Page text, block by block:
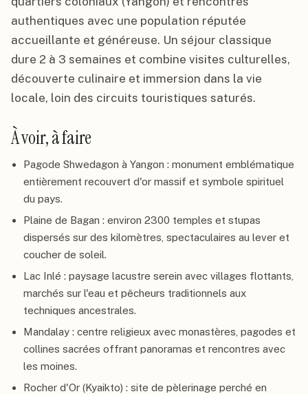
authentiques avec une population réputée
accueillante et généreuse. Un séjour classique
dure 2 à 3 semaines et combine visites culturelles,
découverte culinaire et immersion dans la vie
locale, loin des circuits touristiques saturés.
À voir, à faire
Pagode Shwedagon à Yangon : monument emblématique
entièrement recouvert d'or massif et symbole spirituel
du pays.
Plaine de Bagan : environ 2300 temples et stupas
dispersés sur des kilomètres, spectaculaires au lever et
coucher de soleil.
Lac Inlé : paysage lacustre serein avec villages flottants,
marchés sur l'eau et pêcheurs traditionnels aux
techniques ancestrales.
Mandalay : centre religieux avec monastères, pagodes et
collines sacrées offrant panoramas et rencontres avec
les moines.
Rocher d'Or (Kyaikto) : site de pèlerinage perché en